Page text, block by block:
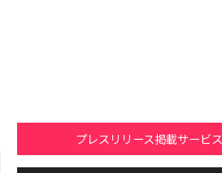
プレスリリース掲載サービス